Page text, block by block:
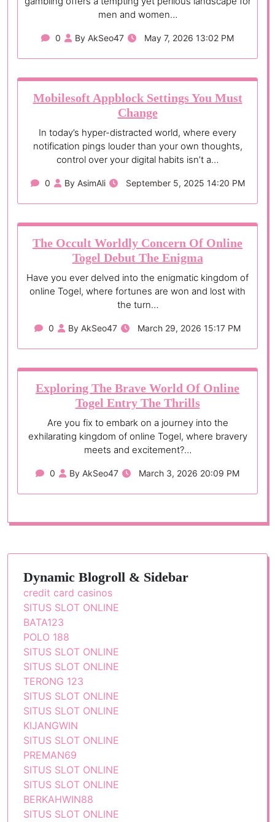
men and women…
0 By AkSeo47 May 7, 2026 13:02 PM
Mobilesoft Appblock Settings You Must
Change
In today’s hyper-distracted world, where every
notification pings louder than your own thoughts,
control over your digital habits isn’t a…
0 By AsimAli September 5, 2025 14:20 PM
The Occult Worldly Concern Of Online
Togel Debut The Enigma
Have you ever delved into the enigmatic kingdom of
online Togel, where fortunes are won and lost with
the turn…
0 By AkSeo47 March 29, 2026 15:17 PM
Exploring The Brave World Of Online
Togel Entry The Thrills
Are you fix to embark on a journey into the
exhilarating kingdom of online Togel, where bravery
meets and excitement?…
0 By AkSeo47 March 3, 2026 20:09 PM
Dynamic Blogroll & Sidebar
credit card casinos
SITUS SLOT ONLINE
BATA123
POLO 188
SITUS SLOT ONLINE
SITUS SLOT ONLINE
TERONG 123
SITUS SLOT ONLINE
SITUS SLOT ONLINE
KIJANGWIN
SITUS SLOT ONLINE
PREMAN69
SITUS SLOT ONLINE
SITUS SLOT ONLINE
BERKAHWIN88
SITUS SLOT ONLINE